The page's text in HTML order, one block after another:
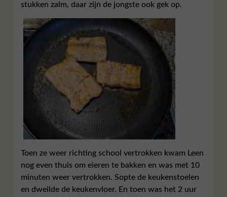
stukken zalm, daar zijn de jongste ook gek op.
Toen ze weer richting school vertrokken kwam Leen
nog even thuis om eieren te bakken en was met 10
minuten weer vertrokken. Sopte de keukenstoelen
en dweilde de keukenvloer. En toen was het 2 uur